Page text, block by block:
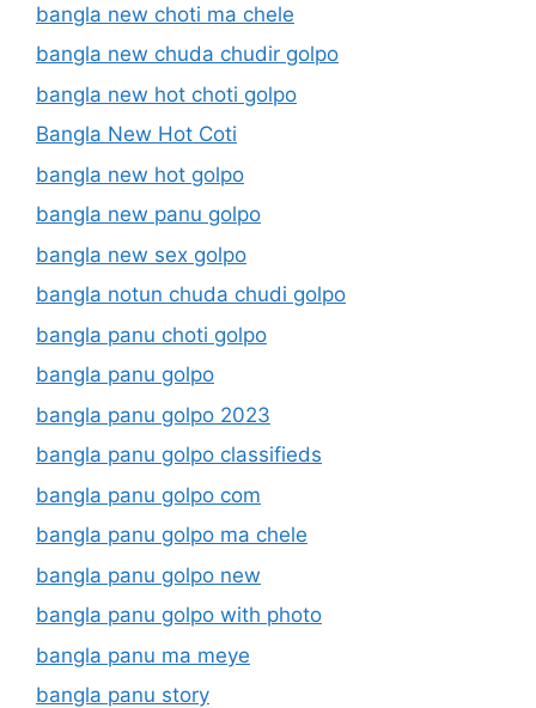
bangla new choti ma chele
bangla new chuda chudir golpo
bangla new hot choti golpo
Bangla New Hot Coti
bangla new hot golpo
bangla new panu golpo
bangla new sex golpo
bangla notun chuda chudi golpo
bangla panu choti golpo
bangla panu golpo
bangla panu golpo 2023
bangla panu golpo classifieds
bangla panu golpo com
bangla panu golpo ma chele
bangla panu golpo new
bangla panu golpo with photo
bangla panu ma meye
bangla panu story